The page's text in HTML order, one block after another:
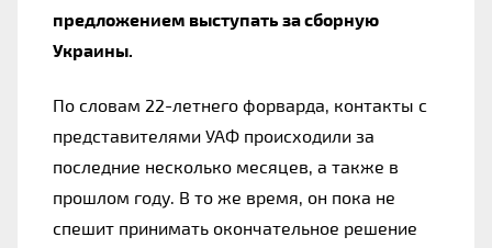
предложением выступать за сборную
Украины.
По словам 22-летнего форварда, контакты с
представителями УАФ происходили за
последние несколько месяцев, а также в
прошлом году. В то же время, он пока не
спешит принимать окончательное решение